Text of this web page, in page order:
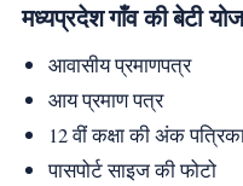
मध्यप्रदेश गाँव की बेटी
आवासीय प्रमाणपत्र
आय प्रमाण पत्र
12 वीं कक्षा की अंक
पासपोर्ट साइज की फोटो